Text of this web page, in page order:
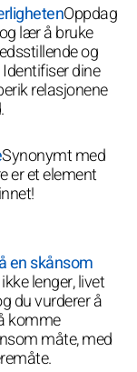
Oppdag
lær å bruke
og
dine
relasjonene
Synonymt med
er et element
en skånsom
lenger, livet
du vurderer å
komme
måte, med